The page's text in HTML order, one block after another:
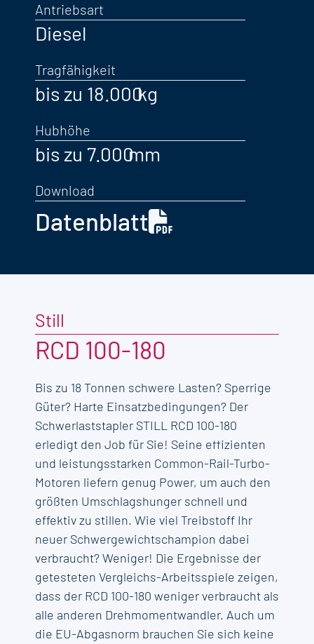
Antriebsart
Diesel
Tragfähigkeit
bis zu 18.000
Hubhöhe
bis zu 7.000
Download
Datenblatt
Still
RCD 100-180
Bis zu 18 Tonnen schwere Lasten? Sperrige
Güter? Harte Einsatzbedingungen? Der
Schwerlaststapler STILL RCD 100-180
erledigt den Job für Sie! Seine effizienten
und leistungsstarken Common-Rail-Turbo-
Motoren liefern genug Power, um auch den
größten Umschlagshunger schnell und
effektiv zu stillen. Wie viel Treibstoff Ihr
neuer Schwergewichtschampion dabei
verbraucht? Weniger! Die Ergebnisse der
getesteten Vergleichs-Arbeitsspiele zeigen,
dass der RCD 100-180 weniger verbraucht als
alle anderen Drehmomentwandler. Auch um
die EU-Abgasnorm brauchen Sie sich keine